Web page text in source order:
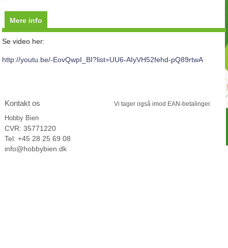
Mere info
Se video her:
http://youtu.be/-EovQwpI_BI?list=UU6-AIyVH52fehd-pQ89rtwA
Kontakt os
Hobby Bien
CVR: 35771220
Tel: +45 28 25 69 08
info@hobbybien.dk
Vi tager også imod EAN-betalinger.